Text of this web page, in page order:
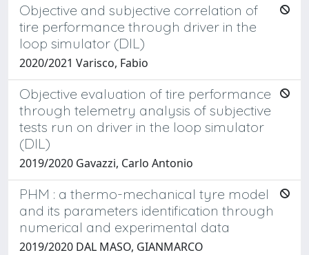
Objective and subjective correlation of
tire performance through driver in the
loop simulator (DIL)
2020/2021 Varisco, Fabio
Objective evaluation of tire performance
through telemetry analysis of subjective
tests run on driver in the loop simulator
(DIL)
2019/2020 Gavazzi, Carlo Antonio
PHM : a thermo-mechanical tyre model
and its parameters identification through
numerical and experimental data
2019/2020 DAL MASO, GIANMARCO